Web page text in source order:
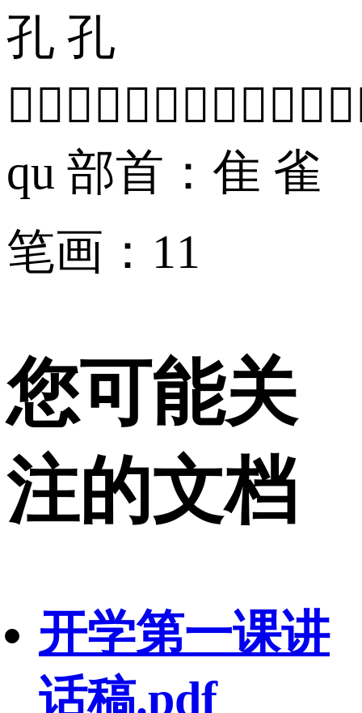
孔 孔
qu 部首：隹 雀
笔画：11
您可能关
注的文档
开学第一课讲
话稿.pdf